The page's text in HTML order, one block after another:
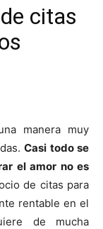
citas
manera muy
Casi todo se
el amor no es
de citas para
rentable en el
de mucha